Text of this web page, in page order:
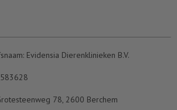
Evidensia Dierenklinieken B.V.
78, 2600 Berchem